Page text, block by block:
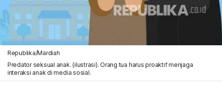
Republika/Mardiah
Predator seksual anak. (ilustrasi). Orang tua harus proaktif menjaga
interaksi anak di media sosial.